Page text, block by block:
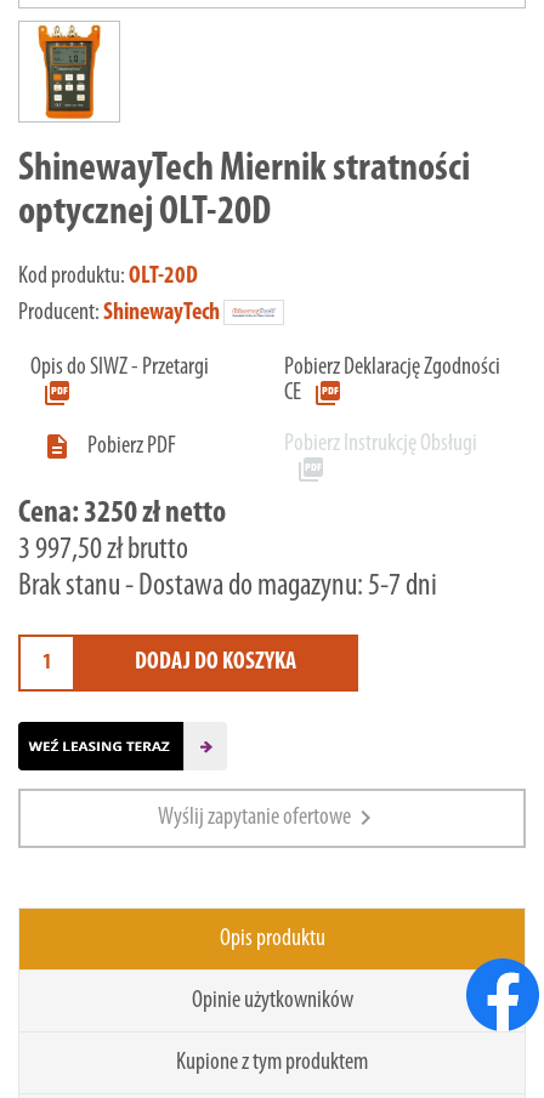
ShinewayTech Miernik stratności
optycznej OLT-20D
Kod produktu: OLT-20D
Producent: ShinewayTech
Opis do SIWZ - Przetargi
picture_as_pdf
Pobierz Deklarację Zgodności
CE picture_as_pdf

Pobierz PDF Pobierz Instrukcję Obsługi
picture_as_pdf
Cena:3250 zł netto
3 997,50 zł brutto
Brak stanu - Dostawa do magazynu: 5-7 dni
DODAJ DO KOSZYKA
Wyślij zapytanie ofertowe chevron_right
Opis produktu
Opinie użytkowników
Kupione z tym produktem